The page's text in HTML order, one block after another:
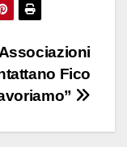
Fico